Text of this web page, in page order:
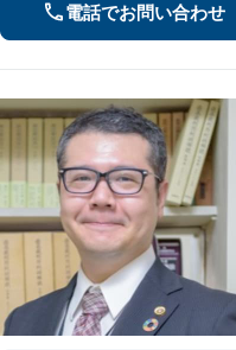
電話でお問い合わせ